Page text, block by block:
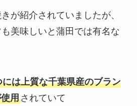
が紹介されていましたが、
美味しいと蒲田では有名な
は上質な千葉県産のブラン
用されていて